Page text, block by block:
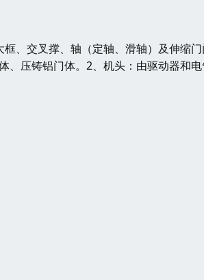
、交叉撑、轴（定轴、滑轴）及伸缩
、压铸铝门体。2、机头：由驱动器和